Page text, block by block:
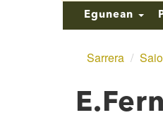
Nabigazioa
Egunean
Sarrera /